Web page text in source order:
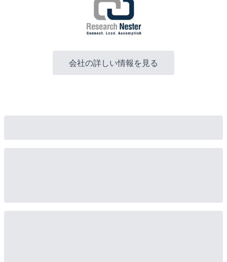
会社の詳しい情報を見る